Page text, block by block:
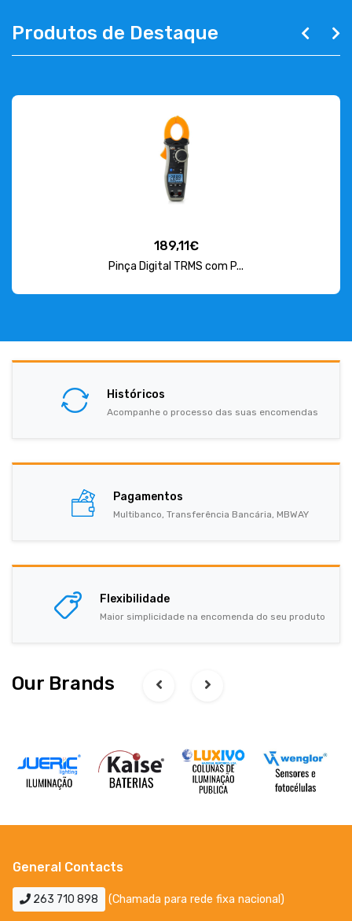
Produtos de Destaque
189,11€
Pinça Digital TRMS com P...
Históricos
Acompanhe o processo das suas encomendas
Pagamentos
Multibanco, Transferência Bancária, MBWAY
Flexibilidade
Maior simplicidade na encomenda do seu produto
Our Brands
General Contacts
263 710 898 (Chamada para rede fixa nacional)